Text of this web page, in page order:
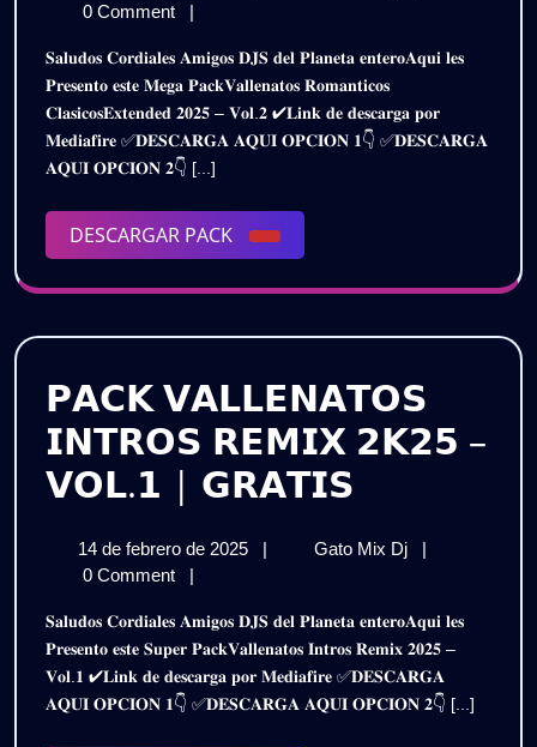
de
2025
–
𝟮𝗞𝟮𝟱
𝗣𝗔𝗖𝗞
0 Comment
|
𝐒𝐚𝐥𝐮𝐝𝐨𝐬 𝐂𝐨𝐫𝐝𝐢𝐚𝐥𝐞𝐬 𝐀𝐦𝐢𝐠𝐨𝐬 𝐃𝐉𝐒 𝐝𝐞𝐥 𝐏𝐥𝐚𝐧𝐞𝐭𝐚 𝐞𝐧𝐭𝐞𝐫𝐨𝐀𝐪𝐮𝐢 𝐥𝐞𝐬
𝐏𝐫𝐞𝐬𝐞𝐧𝐭𝐨 𝐞𝐬𝐭𝐞 𝐌𝐞𝐠𝐚 𝐏𝐚𝐜𝐤𝐕𝐚𝐥𝐥𝐞𝐧𝐚𝐭𝐨𝐬 𝐑𝐨𝐦𝐚𝐧𝐭𝐢𝐜𝐨𝐬
𝐂𝐥𝐚𝐬𝐢𝐜𝐨𝐬𝐄𝐱𝐭𝐞𝐧𝐝𝐞𝐝 𝟐𝟎𝟐𝟓 – 𝐕𝐨𝐥.𝟐 ✔𝐋𝐢𝐧𝐤 𝐝𝐞 𝐝𝐞𝐬𝐜𝐚𝐫𝐠𝐚 𝐩𝐨𝐫
𝐌𝐞𝐝𝐢𝐚𝐟𝐢𝐫𝐞 ✅𝐃𝐄𝐒𝐂𝐀𝐑𝐆𝐀 𝐀𝐐𝐔𝐈 𝐎𝐏𝐂𝐈𝐎𝐍 𝟏👇 ✅𝐃𝐄𝐒𝐂𝐀𝐑𝐆𝐀
𝐀𝐐𝐔𝐈 𝐎𝐏𝐂𝐈𝐎𝐍 𝟐👇 [...]
DESCARGAR PACK
DESCARGAR
PACK
𝗣𝗔𝗖𝗞 𝗩𝗔𝗟𝗟𝗘𝗡𝗔𝗧𝗢𝗦
𝗜𝗡𝗧𝗥𝗢𝗦 𝗥𝗘𝗠𝗜𝗫 𝟮𝗞𝟮𝟱 –
𝗩𝗢𝗟.𝟭 | 𝗚𝗥𝗔𝗧𝗜𝗦
𝗜𝗡𝗧𝗥𝗢𝗦
𝗥𝗘𝗠𝗜𝗫
𝟮𝗞𝟮𝟱
–
14 de febrero de 2025
14
de
2025
| Gato Mix Dj
𝗣𝗔𝗖𝗞
𝗥𝗘𝗠𝗜𝗫
𝟮𝗞𝟮𝟱
–
𝗩𝗢𝗟.𝟭
|
0 Comment
|
𝐒𝐚𝐥𝐮𝐝𝐨𝐬 𝐂𝐨𝐫𝐝𝐢𝐚𝐥𝐞𝐬 𝐀𝐦𝐢𝐠𝐨𝐬 𝐃𝐉𝐒 𝐝𝐞𝐥 𝐏𝐥𝐚𝐧𝐞𝐭𝐚 𝐞𝐧𝐭𝐞𝐫𝐨𝐀𝐪𝐮𝐢 𝐥𝐞𝐬
𝐏𝐫𝐞𝐬𝐞𝐧𝐭𝐨 𝐞𝐬𝐭𝐞 𝐒𝐮𝐩𝐞𝐫 𝐏𝐚𝐜𝐤𝐕𝐚𝐥𝐥𝐞𝐧𝐚𝐭𝐨𝐬 𝐈𝐧𝐭𝐫𝐨𝐬 𝐑𝐞𝐦𝐢𝐱 𝟐𝟎𝟐𝟓 –
𝐕𝐨𝐥.𝟏 ✔𝐋𝐢𝐧𝐤 𝐝𝐞 𝐝𝐞𝐬𝐜𝐚𝐫𝐠𝐚 𝐩𝐨𝐫 𝐌𝐞𝐝𝐢𝐚𝐟𝐢𝐫𝐞 ✅𝐃𝐄𝐒𝐂𝐀𝐑𝐆𝐀
𝐀𝐐𝐔𝐈 𝐎𝐏𝐂𝐈𝐎𝐍 𝟏👇 ✅𝐃𝐄𝐒𝐂𝐀𝐑𝐆𝐀 𝐀𝐐𝐔𝐈 𝐎𝐏𝐂𝐈𝐎𝐍 𝟐👇 [...]